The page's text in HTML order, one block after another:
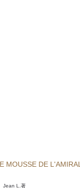
MOUSSE DE
Jean L.著